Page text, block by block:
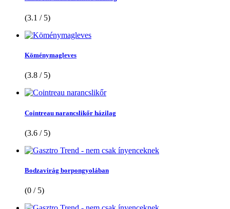
(3.1 / 5)
Köménymagleves
(3.8 / 5)
Cointreau narancslikőr házilag
(3.6 / 5)
Bodzavirág borpongyolában
(0 / 5)